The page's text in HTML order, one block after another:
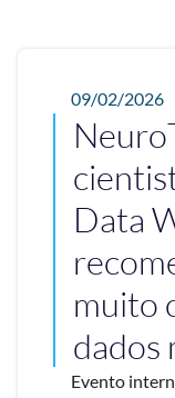
09/02/2026
Data
muito
dados
Evento